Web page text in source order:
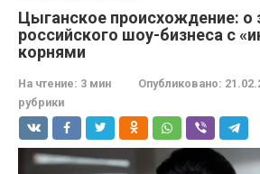
Цыганское происхождение: о
российского шоу-бизнеса с
корнями
На чтение: 3 мин Опубликовано:
рубрики